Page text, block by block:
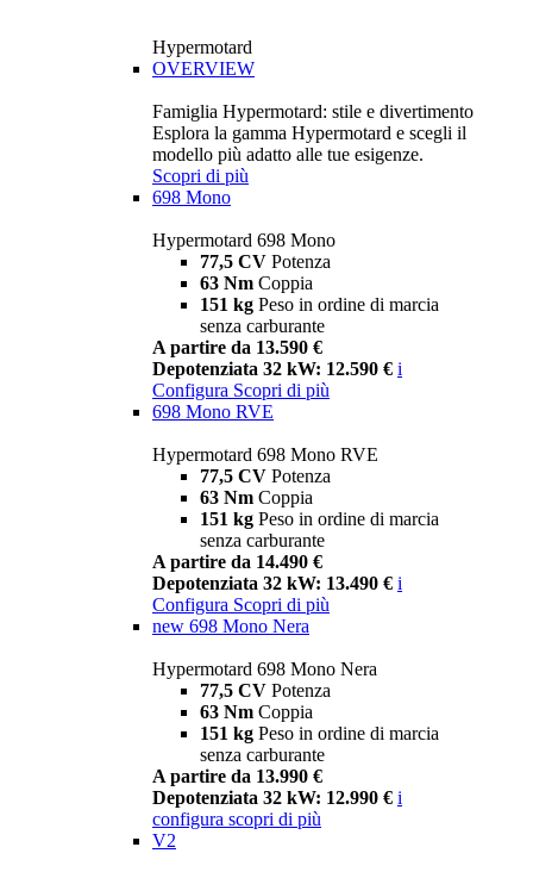
Hypermotard
OVERVIEW
Famiglia Hypermotard: stile e divertimento
Esplora la gamma Hypermotard e scegli il
modello più adatto alle tue esigenze.
Scopri di più
698 Mono
Hypermotard 698 Mono
77,5 CV Potenza
63 Nm Coppia
151 kg Peso in ordine di marcia
senza carburante
A partire da 13.590 €
Depotenziata 32 kW: 12.590 € i
Configura Scopri di più
698 Mono RVE
Hypermotard 698 Mono RVE
77,5 CV Potenza
63 Nm Coppia
151 kg Peso in ordine di marcia
senza carburante
A partire da 14.490 €
Depotenziata 32 kW: 13.490 € i
Configura Scopri di più
new 698 Mono Nera
Hypermotard 698 Mono Nera
77,5 CV Potenza
63 Nm Coppia
151 kg Peso in ordine di marcia
senza carburante
A partire da 13.990 €
Depotenziata 32 kW: 12.990 € i
configura scopri di più
V2